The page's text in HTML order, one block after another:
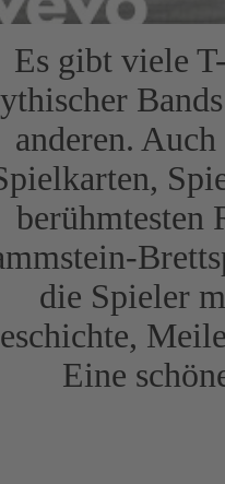
Es gibt viele
anderen.
berühmtesten
die Spieler
Eine